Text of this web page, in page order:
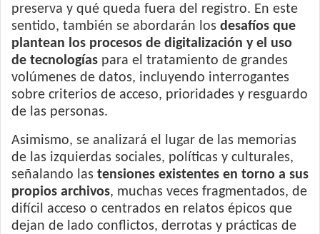
preserva y qué queda fuera del registro. En este
sentido, también se abordarán los desafíos que
plantean los procesos de digitalización y el uso
de tecnologías para el tratamiento de grandes
volúmenes de datos, incluyendo interrogantes
sobre criterios de acceso, prioridades y resguardo
de las personas.
Asimismo, se analizará el lugar de las memorias
de las izquierdas sociales, políticas y culturales,
señalando las tensiones existentes en torno a sus
propios archivos, muchas veces fragmentados, de
difícil acceso o centrados en relatos épicos que
dejan de lado conflictos, derrotas y prácticas de